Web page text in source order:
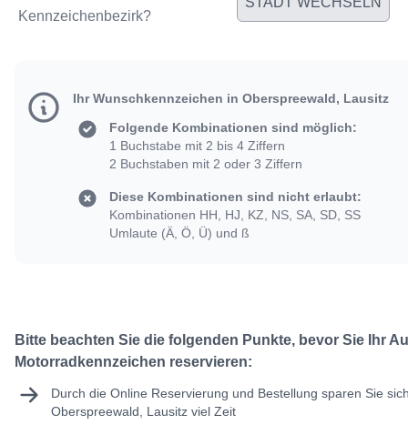
Kennzeichenbezirk?
Ihr Wunschkennzeichen in Oberspreewald, Lausitz
Folgende Kombinationen sind möglich:
1 Buchstabe mit 2 bis 4 Ziffern
2 Buchstaben mit 2 oder 3 Ziffern
Diese Kombinationen sind nicht erlaubt:
Kombinationen HH, HJ, KZ, NS, SA, SD, SS
Umlaute (Ä, Ö, Ü) und ß
Bitte beachten Sie die folgenden Punkte, bevor Sie Ihr
Motorradkennzeichen reservieren:
Durch die Online Reservierung und Bestellung sparen Sie
Oberspreewald, Lausitz viel Zeit